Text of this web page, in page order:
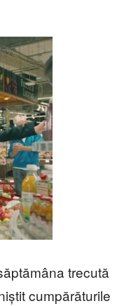
trecută
cumpărăturile